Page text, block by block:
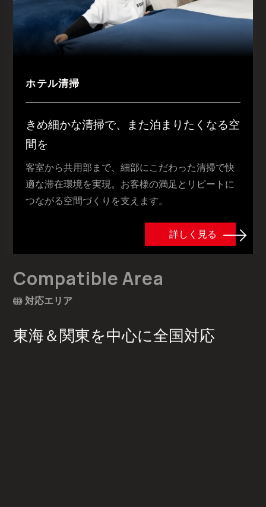
ホテル清掃
きめ細かな清掃で、また泊まりたくなる空
間を
客室から共用部まで、細部にこだわった清掃で快
適な滞在環境を実現。お客様の満足とリピートに
つながる空間づくりを支えます。
詳しく見る
Compatible Area
対応エリア
東海＆関東を中心に全国対応